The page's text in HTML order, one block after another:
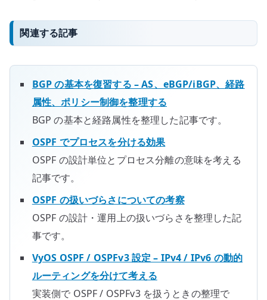
関連する記事
BGP の基本を復習する – AS、eBGP/iBGP、経路
属性、ポリシー制御を整理する
BGP の基本と経路属性を整理した記事です。
OSPF でプロセスを分ける効果
OSPF の設計単位とプロセス分離の意味を考える
記事です。
OSPF の扱いづらさについての考察
OSPF の設計・運用上の扱いづらさを整理した記
事です。
VyOS OSPF / OSPFv3 設定 – IPv4 / IPv6 の動的
ルーティングを分けて考える
実装側で OSPF / OSPFv3 を扱うときの整理で